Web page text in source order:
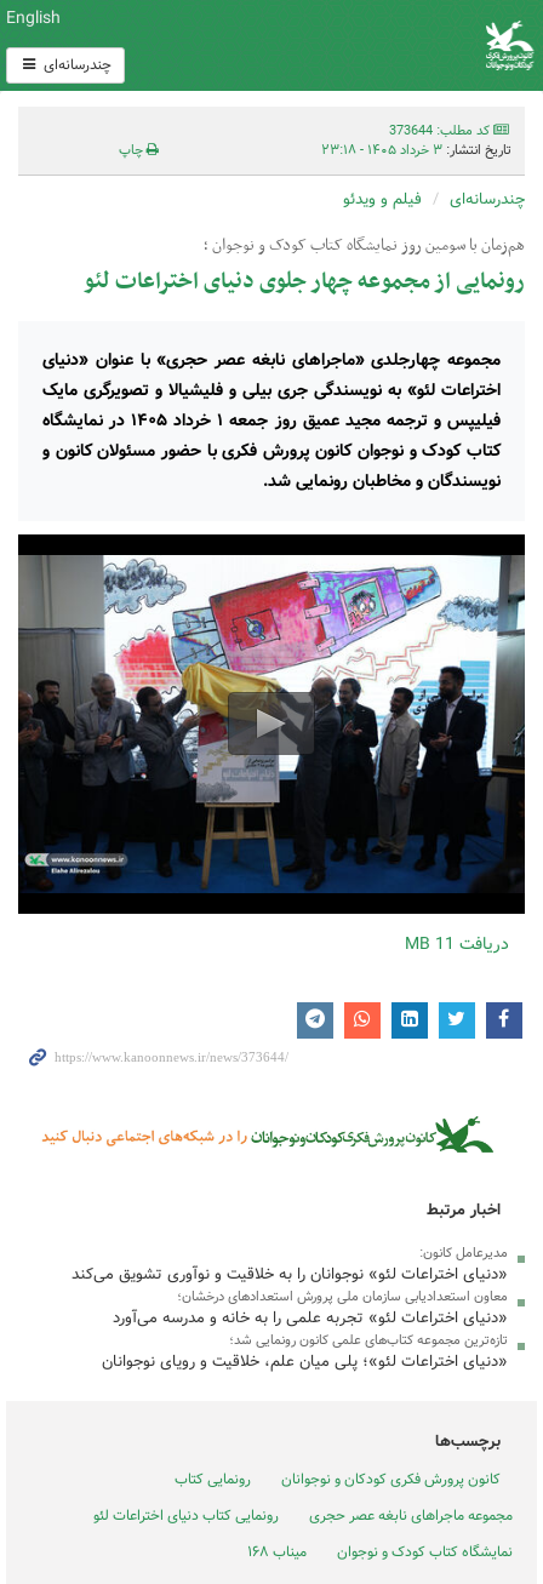
English
چندرسانه‌ای
کد مطلب: 373644
تاریخ انتشار: ۳ خرداد ۱۴۰۵ - ۲۳:۱۸ چاپ
چندرسانه‌ای فیلم و ویدئو
هم‌زمان با سومین روز نمایشگاه کتاب کودک و نوجوان ؛
رونمایی از مجموعه چهار جلوی دنیای اختراعات لئو
مجموعه چهارجلدی «ماجراهای نابغه عصر حجری» با عنوان «دنیای
اختراعات لئو» به نویسندگی جری بیلی و فلیشیالا و تصویرگری مایک
فیلیپس و ترجمه مجید عمیق روز جمعه ۱ خرداد ۱۴۰۵ در نمایشگاه
کتاب کودک و نوجوان کانون پرورش فکری با حضور مسئولان کانون و
نویسندگان و مخاطبان رونمایی شد.
دریافت 11 MB
اخبار مرتبط
مدیرعامل کانون:
«دنیای اختراعات لئو» نوجوانان را به خلاقیت و نوآوری تشویق می‌کند
معاون استعدادیابی سازمان ملی پرورش استعدادهای درخشان؛
«دنیای اختراعات لئو» تجربه علمی را به خانه و مدرسه می‌آورد
تازه‌ترین مجموعه کتاب‌های علمی کانون رونمایی شد؛
«دنیای اختراعات لئو»؛ پلی میان علم، خلاقیت و رویای نوجوانان
برچسب‌ها
کانون پرورش فکری کودکان و نوجوانان
رونمایی کتاب
مجموعه ماجراهای نابغه عصر حجری
رونمایی کتاب دنیای اختراعات لئو
نمایشگاه کتاب کودک و نوجوان
میناب ۱۶۸